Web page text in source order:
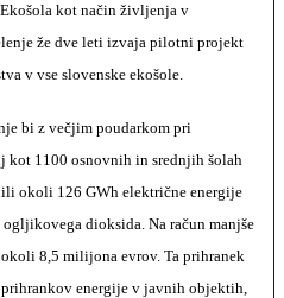
kot način življenja v
že dve leti izvaja pilotni projekt
v vse slovenske ekošole.
bi z večjim poudarkom pri
kot 1100 osnovnih in srednjih šolah
okoli 126 GWh električne energije
dioksida. Na račun manjše
8,5 milijona evrov. Ta prihranek
energije v javnih objektih,